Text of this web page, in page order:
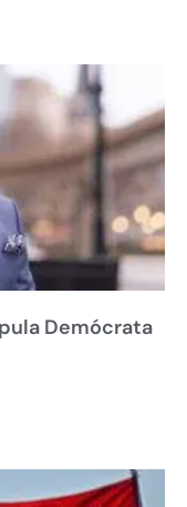
Demócrata